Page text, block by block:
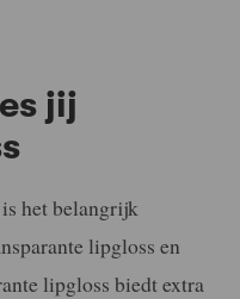
jij
het belangrijk
lipgloss en
lipgloss biedt extra